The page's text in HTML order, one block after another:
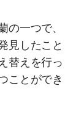
一つで、
見したこと
替えを行っ
ことができ